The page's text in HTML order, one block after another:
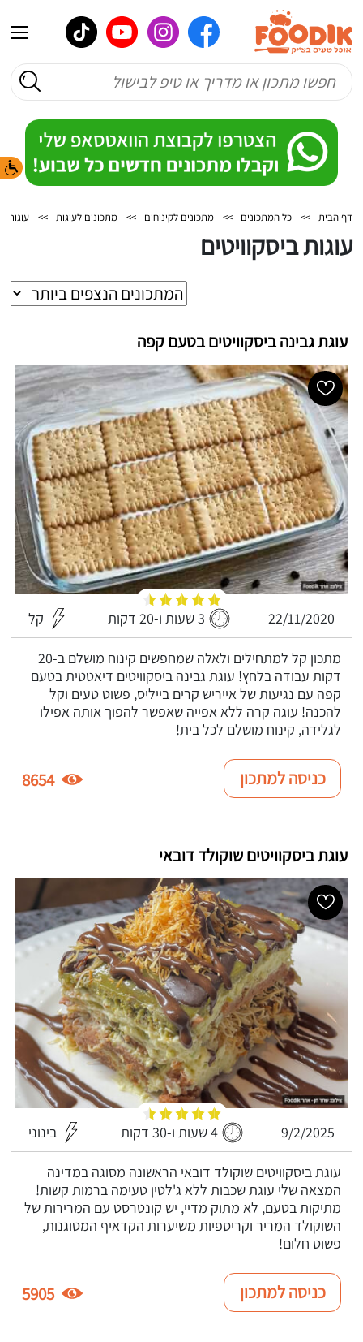
דף הבית >> כל המתכונים >> מתכונים לקינוחים >> מתכונים לעוגות >> עוגות
עוגות ביסקוויטים
עוגת גבינה ביסקוויטים בטעם קפה
22/11/2020 3 שעות ו-20 דקות קל
מתכון קל למתחילים ולאלה שמחפשים קינוח מושלם ב-20
דקות עבודה בלחץ! עוגת גבינה ביסקוויטים דיאטטית בטעם
קפה עם נגיעות של אייריש קרים בייליס, פשוט טעים וקל
להכנה! עוגה קרה ללא אפייה שאפשר להפוך אותה אפילו
לגלידה, קינוח מושלם לכל בית!
כניסה למתכון 8654
עוגת ביסקוויטים שוקולד דובאי
9/2/2025 4 שעות ו-30 דקות בינוני
עוגת ביסקוויטים שוקולד דובאי הראשונה מסוגה במדינה
המצאה שלי עוגת שכבות ללא ג'לטין טעימה ברמות קשות!
מתיקות בטעם, לא מתוק מדיי, יש קונטרסט עם המרירות של
השוקולד המריר וקריספיות משיערות הקדאיף המטוגנות,
פשוט חלום!
כניסה למתכון 5905